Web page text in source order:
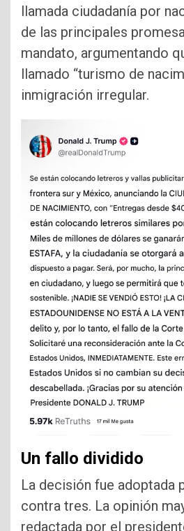
llamada ciudadanía por
de las principales
mandato, argumentando
llamado “turismo de
inmigración irregular.
Un fallo dividido
La decisión fue adoptada
contra tres. La opinión
redactada por el